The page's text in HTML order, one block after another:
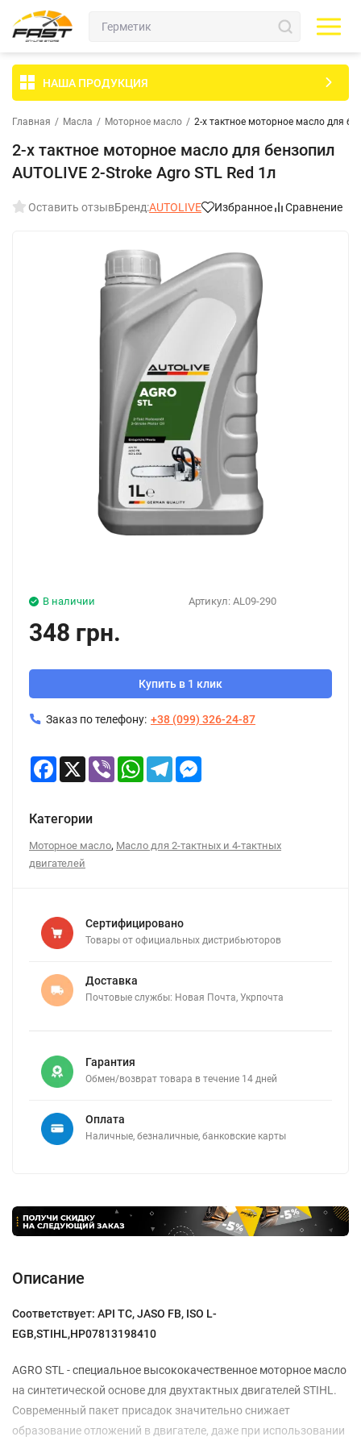
НАША ПРОДУКЦИЯ
Главная / Масла / Моторное масло / 2-х тактное моторное масло для
2-х тактное моторное масло для бензопил
AUTOLIVE 2-Stroke Agro STL Red 1л
Оставить отзывБренд:AUTOLIVE Избранное Сравнение
Артикул: AL09-290
В наличии
348 грн.
Купить в 1 клик
Заказ по телефону: +38 (099) 326-24-87
Facebook
X Viber WhatsApp
Telegram
Категории
Моторное масло, Масло для 2-тактных и 4-тактных
двигателей
Сертифицировано
Товары от официальных дистрибьюторов
Доставка
Почтовые службы: Новая Почта, Укрпочта
Гарантия
Обмен/возврат товара в течение 14 дней
Оплата
Наличные, безналичные, банковские карты
Описание
Соответствует: API TC, JASO FB, ISO L-
EGB,STIHL,HP07813198410
AGRO STL - специальное высококачественное моторное масло
на синтетической основе для двухтактных двигателей STIHL.
Современный пакет присадок значительно снижает
образование отложений в двигателе, даже при использовании